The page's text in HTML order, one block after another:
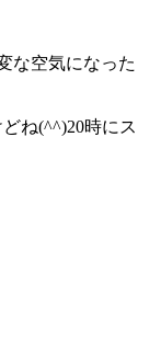
な空気になった
ね(^^)20時にス